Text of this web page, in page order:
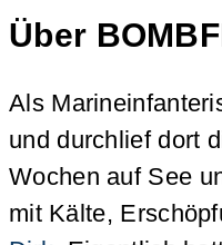
Über
Als
und durchlief dort
Wochen auf See
mit Kälte,